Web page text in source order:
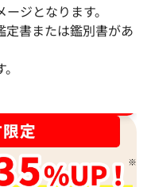
K18 ダイヤモン
ジとなります。
書または鑑別書があ